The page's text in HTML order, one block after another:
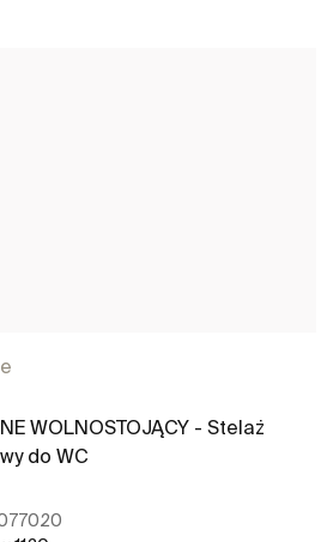
WOLNOSTOJĄCY - Stelaż
do WC